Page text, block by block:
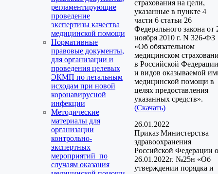
регламентирующие
проведение
экспертизы качества
медицинской помощи
Нормативные
правовые документы,
для организации и
проведения целевых
ЭКМП по летальным
исходам при новой
коронавирусной
инфекции
Методические
материалы для
организации
контрольно-
экспертных
мероприятий по
случаям оказания
страхования на цели,
указанные в пункте 4
части 6 статьи 26
Федерального закона от
ноября 2010 г. N 326-ФЗ
«Об обязательном
медицинском
в Российской
и видов оказываемой
медицинской помощи в
целях предоставления
указанных средств».
(Скачать)
26.01.2022
Приказ Министерства
здравоохранения
Российской Федерации
26.01.2022г. №25н «Об
утверждении порядка и